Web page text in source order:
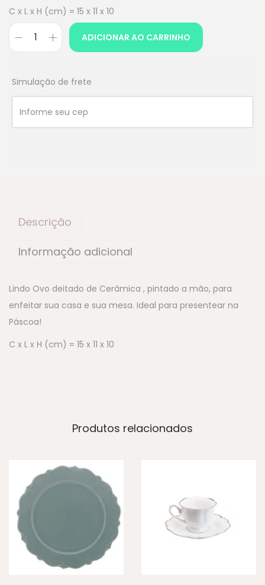
C x L x H (cm) = 15 x 11 x 10
ADICIONAR AO CARRINHO
Simulação de frete
Descrição
Informação adicional
Lindo Ovo deitado de Cerâmica , pintado a mão, para
enfeitar sua casa e sua mesa. Ideal para presentear na
Páscoa!
C x L x H (cm) = 15 x 11 x 10
Produtos relacionados